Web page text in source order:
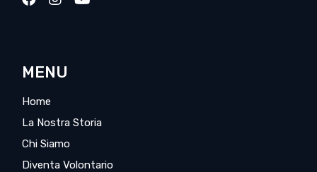
MENU
Home
La Nostra Storia
Chi Siamo
Diventa Volontario